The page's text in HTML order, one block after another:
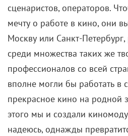
сценаристов, операторов.
мечту о работе в кино, они
Москву или Санкт-Петербург,
среди множества таких же
профессионалов со всей
вполне могли бы работать в
прекрасное кино на родной
этого мы и создали
надеюсь, однажды